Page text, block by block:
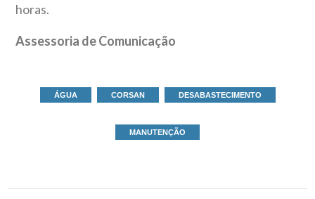
horas.
Assessoria de Comunicação
ÁGUA CORSAN DESABASTECIMENTO
MANUTENÇÃO